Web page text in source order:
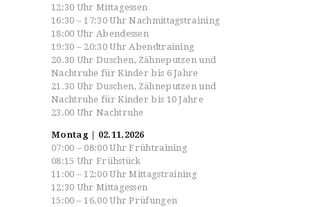
STANDORTE
UNTERRICHTSPLÄNE
BERUFSAUSBILDUNG
PST-TRAINING
12:30 Uhr Mittagessen
16:30 – 17:30 Uhr Nachmittagstraining
18:00 Uhr Abendessen
19:30 – 20:30 Uhr Abendtraining
20.30 Uhr Duschen, Zähneputzen und
Nachtruhe für Kinder bis 6 Jahre
21.30 Uhr Duschen, Zähneputzen und
Nachtruhe für Kinder bis 10 Jahre
23.00 Uhr Nachtruhe
Montag | 02.11.2026
07:00 – 08:00 Uhr Frühtraining
08:15 Uhr Frühstück
11:00 – 12:00 Uhr Mittagstraining
12:30 Uhr Mittagessen
15:00 – 16.00 Uhr Prüfungen